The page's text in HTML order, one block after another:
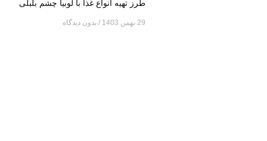
طرز تهیه انواع غذا با لوبیا چشم بلبلی
29 بهمن 1403 بدون دیدگاه